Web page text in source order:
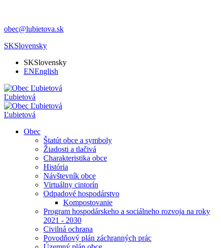
obec@lubietova.sk
SKSlovensky
SKSlovensky
ENEnglish
Ľubietová
Ľubietová
Obec
Štatút obce a symboly
Žiadosti a tlačivá
Charakteristika obce
História
Návštevník obce
Virtuálny cintorín
Odpadové hospodárstvo
Kompostovanie
Program hospodárskeho a sociálneho rozvoja na roky
2021 - 2030
Civilná ochrana
Povodňový plán záchranných prác